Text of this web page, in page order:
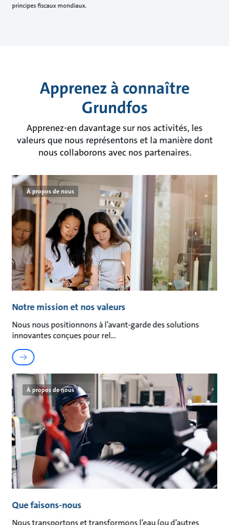
principes fiscaux mondiaux.
Apprenez à connaître
Grundfos
Apprenez-en davantage sur nos activités, les
valeurs que nous représentons et la manière dont
nous collaborons avec nos partenaires.
À propos de nous
Notre mission et nos valeurs
Nous nous positionnons à l’avant-garde des solutions
innovantes conçues pour rel
À propos de nous
Que faisons-nous